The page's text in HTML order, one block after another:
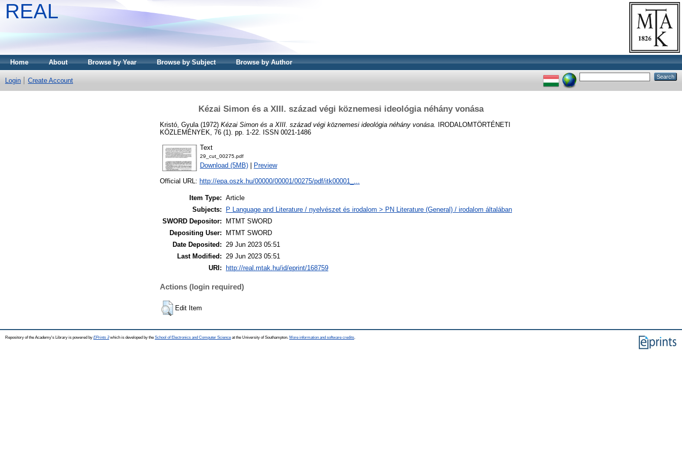
REAL
Home About Browse by Year Browse by Subject Browse by Author
Login Create Account
Kézai Simon és a XIII. század végi köznemesi ideológia néhány vonása
Kristó, Gyula (1972) Kézai Simon és a XIII. század végi köznemesi ideológia néhány vonása. IRODALOMTÖRTÉNETI
KÖZLEMÉNYEK, 76 (1). pp. 1-22. ISSN 0021-1486
Text
29_cut_00275.pdf
Download (5MB) Preview
Official URL: http://epa.oszk.hu/00000/00001/00275/pdf/itk00001_...
Item Type: Article
Subjects:
P Language and Literature / nyelvészet és irodalom > PN Literature (General) / irodalom általában
SWORD Depositor:
MTMT SWORD
Depositing User:
MTMT SWORD
Date Deposited: 29 Jun 2023 05:51
Last Modified: 29 Jun 2023 05:51
URI:
http://real.mtak.hu/id/eprint/168759
Actions (login required)
Edit Item
Repository of the Academy's Library is powered by EPrints 3which is developed by the School of Electronics and Computer Science at the University of Southampton. More information and software credits